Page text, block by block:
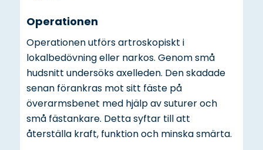
Operationen
Operationen utförs artroskopiskt i
lokalbedövning eller narkos. Genom små
hudsnitt undersöks axelleden. Den skadade
senan förankras mot sitt fäste på
överarmsbenet med hjälp av suturer och
små fästankare. Detta syftar till att
återställa kraft, funktion och minska smärta.